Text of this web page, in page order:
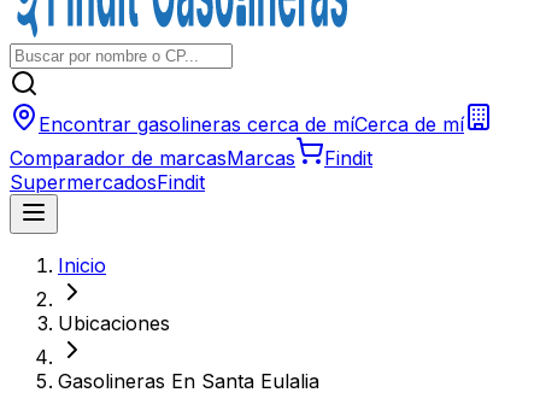
Encontrar gasolineras cerca de míCerca de mí
Comparador de marcasMarcas
Findit
SupermercadosFindit
Inicio
Ubicaciones
Gasolineras En Santa Eulalia